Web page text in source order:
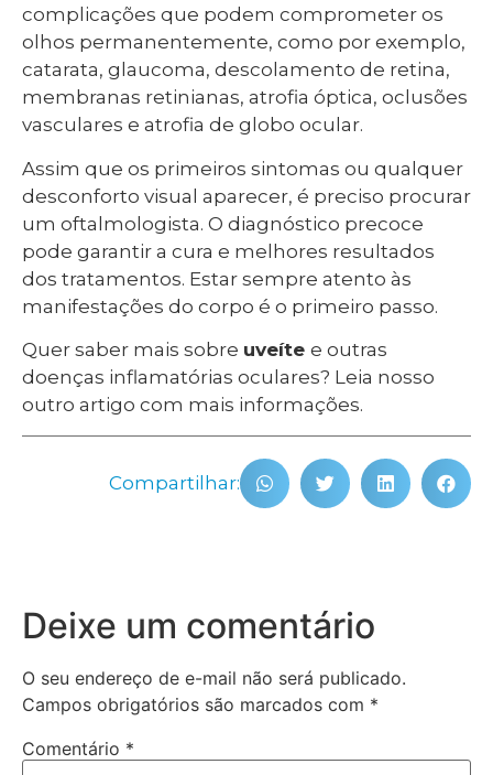
complicações que podem comprometer os
olhos permanentemente, como por exemplo,
catarata, glaucoma, descolamento de retina,
membranas retinianas, atrofia óptica, oclusões
vasculares e atrofia de globo ocular.
Assim que os primeiros sintomas ou qualquer
desconforto visual aparecer, é preciso procurar
um oftalmologista. O diagnóstico precoce
pode garantir a cura e melhores resultados
dos tratamentos. Estar sempre atento às
manifestações do corpo é o primeiro passo.
Quer saber mais sobre uveíte e outras
doenças inflamatórias oculares? Leia nosso
outro artigo com mais informações.
Compartilhar:
Deixe um comentário
O seu endereço de e-mail não será publicado.
Campos obrigatórios são marcados com *
Comentário *